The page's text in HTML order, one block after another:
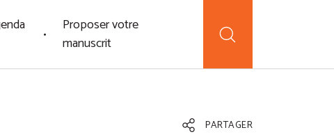
Proposer votre
manuscrit
PARTAGER